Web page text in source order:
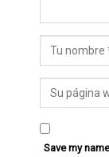
Save my